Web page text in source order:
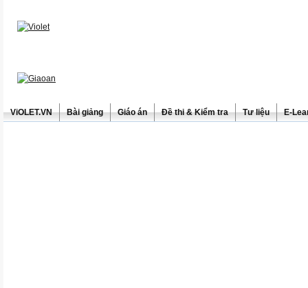
ViOLET.VN Bài giảng Giáo án Đề thi & Kiểm tra Tư liệu E-